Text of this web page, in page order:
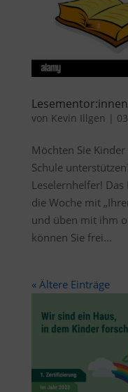
von Kevin Illgen |
Möchten Sie
Schule
Leselernhelfer!
die Woche mit
und üben mit ihm
können Sie frei...
« Ältere Einträge